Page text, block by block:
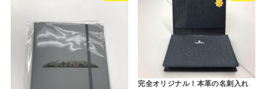
完全オリジナル！本革の名刺入れ